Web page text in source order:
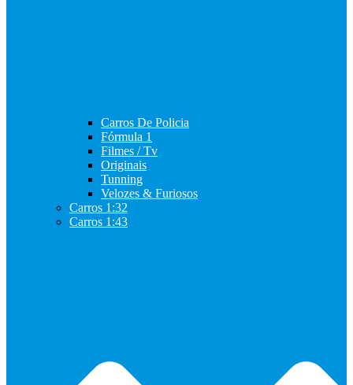
Carros De Policia
Fórmula 1
Filmes / Tv
Originais
Tunning
Velozes & Furiosos
Carros 1:32
Carros 1:43